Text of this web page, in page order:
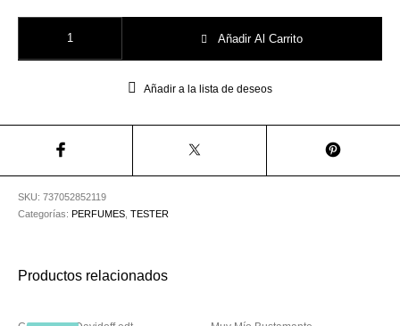
Añadir Al Carrito
Añadir a la lista de deseos
SKU:737052852119
Categorías:PERFUMES ,TESTER
Productos relacionados